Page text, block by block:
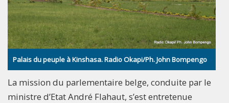
Palais du peuple à Kinshasa. Radio Okapi/Ph. John Bompengo
La mission du parlementaire belge, conduite par le
ministre d’Etat André Flahaut, s’est entretenue